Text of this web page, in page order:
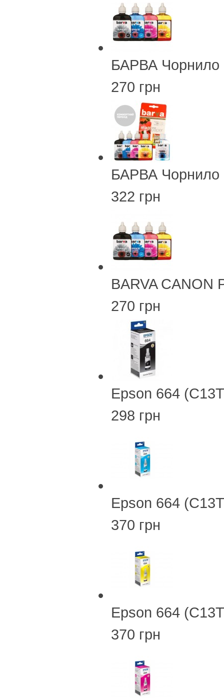
БАРВА Чорнило
270 грн
БАРВА Чорнило
322 грн
BARVA CANON
270 грн
Epson 664
298 грн
Epson 664
370 грн
Epson 664
370 грн